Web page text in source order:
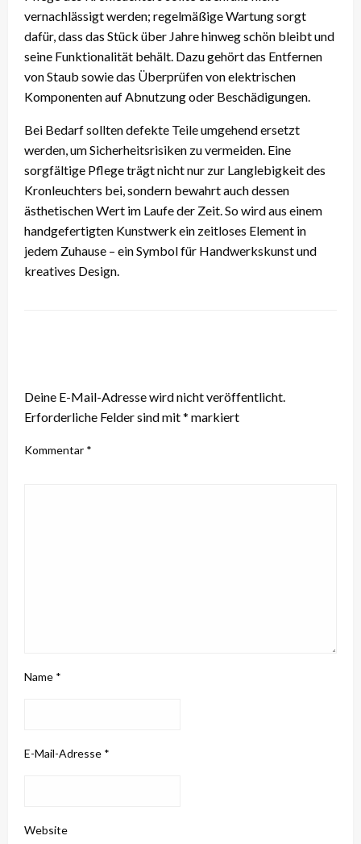
vernachlässigt werden; regelmäßige Wartung sorgt
dafür, dass das Stück über Jahre hinweg schön bleibt und
seine Funktionalität behält. Dazu gehört das Entfernen
von Staub sowie das Überprüfen von elektrischen
Komponenten auf Abnutzung oder Beschädigungen.
Bei Bedarf sollten defekte Teile umgehend ersetzt
werden, um Sicherheitsrisiken zu vermeiden. Eine
sorgfältige Pflege trägt nicht nur zur Langlebigkeit des
Kronleuchters bei, sondern bewahrt auch dessen
ästhetischen Wert im Laufe der Zeit. So wird aus einem
handgefertigten Kunstwerk ein zeitloses Element in
jedem Zuhause – ein Symbol für Handwerkskunst und
kreatives Design.
Deine E-Mail-Adresse wird nicht veröffentlicht.
Erforderliche Felder sind mit* markiert
Kommentar *
Name *
E-Mail-Adresse *
Website